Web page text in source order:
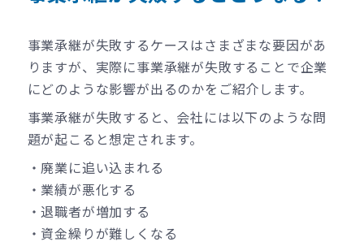
事業承継が失敗するケースはさまざまな要因があ
りますが、実際に事業承継が失敗することで企業
にどのような影響が出るのかをご紹介します。
事業承継が失敗すると、会社には以下のような問
題が起こると想定されます。
・廃業に追い込まれる
・業績が悪化する
・退職者が増加する
・資金繰りが難しくなる